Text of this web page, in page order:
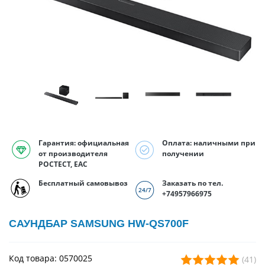
Гарантия: официальная
от производителя
РОСТЕСТ, EAC
Оплата: наличными при
получении
Бесплатный самовывоз
Заказать по тел.
+74957966975
САУНДБАР SAMSUNG HW-QS700F
Код товара: 0570025 (41)